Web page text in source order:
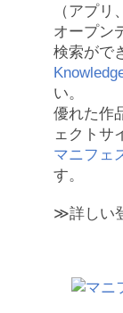
（アプリ
オープン
検索がで
い。
優れた作
ェクトサ
マニフェ
す。
≫詳しい